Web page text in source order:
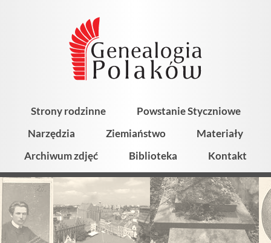
Strony rodzinne
Powstanie Styczniowe
Narzędzia
Ziemiaństwo
Materiały
Archiwum zdjęć
Biblioteka Kontakt